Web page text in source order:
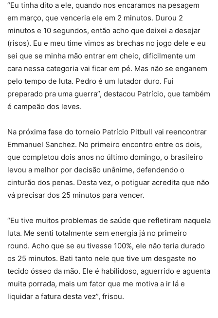
“Eu tinha dito a ele, quando nos encaramos na pesagem
em março, que venceria ele em 2 minutos. Durou 2
minutos e 10 segundos, então acho que deixei a desejar
(risos). Eu e meu time vimos as brechas no jogo dele e eu
sei que se minha mão entrar em cheio, dificilmente um
cara nessa categoria vai ficar em pé. Mas não se enganem
pelo tempo de luta. Pedro é um lutador duro. Fui
preparado pra uma guerra”, destacou Patrício, que também
é campeão dos leves.
Na próxima fase do torneio Patrício Pitbull vai reencontrar
Emmanuel Sanchez. No primeiro encontro entre os dois,
que completou dois anos no último domingo, o brasileiro
levou a melhor por decisão unânime, defendendo o
cinturão dos penas. Desta vez, o potiguar acredita que não
vá precisar dos 25 minutos para vencer.
“Eu tive muitos problemas de saúde que refletiram naquela
luta. Me senti totalmente sem energia já no primeiro
round. Acho que se eu tivesse 100%, ele não teria durado
os 25 minutos. Bati tanto nele que tive um desgaste no
tecido ósseo da mão. Ele é habilidoso, aguerrido e aguenta
muita porrada, mais um fator que me motiva a ir lá e
liquidar a fatura desta vez”, frisou.